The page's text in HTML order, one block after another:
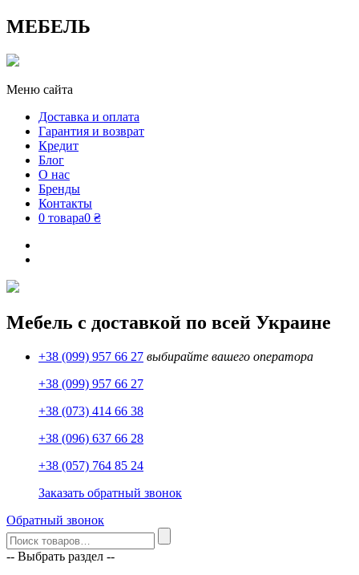
МЕБЕЛЬ
Меню сайта
Доставка и оплата
Гарантия и возврат
Кредит
Блог
О нас
Бренды
Контакты
0 товара0 ₴
Мебель с доставкой по всей Украине
+38 (099) 957 66 27 выбирайте вашего оператора
+38 (099) 957 66 27
+38 (073) 414 66 38
+38 (096) 637 66 28
+38 (057) 764 85 24
Заказать обратный звонок
Обратный звонок
-- Выбрать раздел --